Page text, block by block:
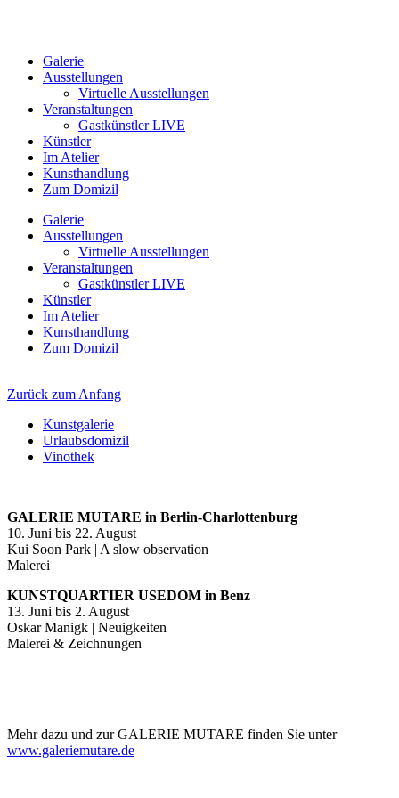
Galerie
Ausstellungen
Virtuelle Ausstellungen
Veranstaltungen
Gastkünstler LIVE
Künstler
Im Atelier
Kunsthandlung
Zum Domizil
Galerie
Ausstellungen
Virtuelle Ausstellungen
Veranstaltungen
Gastkünstler LIVE
Künstler
Im Atelier
Kunsthandlung
Zum Domizil
Zurück zum Anfang
Kunstgalerie
Urlaubsdomizil
Vinothek
GALERIE MUTARE in Berlin-Charlottenburg
10. Juni bis 22. August
Kui Soon Park | A slow observation
Malerei
KUNSTQUARTIER USEDOM in Benz
13. Juni bis 2. August
Oskar Manigk | Neuigkeiten
Malerei & Zeichnungen
Mehr dazu und zur GALERIE MUTARE finden Sie unter
www.galeriemutare.de